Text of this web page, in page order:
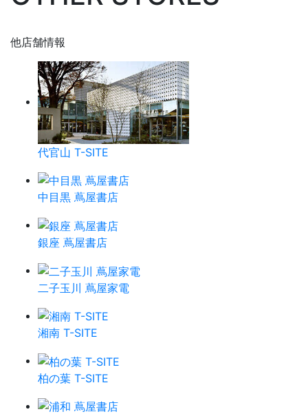
他店舗情報
代官山 T-SITE
中目黒 蔦屋書店
銀座 蔦屋書店
二子玉川 蔦屋家電
湘南 T-SITE
柏の葉 T-SITE